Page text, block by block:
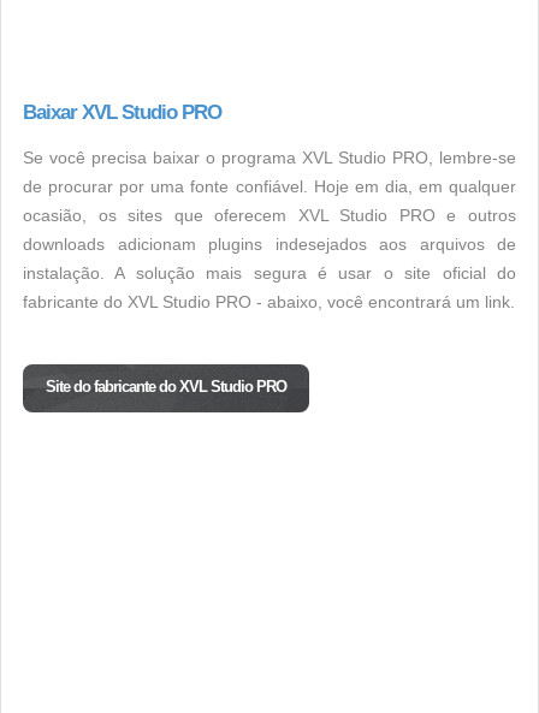
Baixar XVL Studio PRO
Se você precisa baixar o programa XVL Studio PRO, lembre-se
de procurar por uma fonte confiável. Hoje em dia, em qualquer
ocasião, os sites que oferecem XVL Studio PRO e outros
downloads adicionam plugins indesejados aos arquivos de
instalação. A solução mais segura é usar o site oficial do
fabricante do XVL Studio PRO - abaixo, você encontrará um link.
Site do fabricante do XVL Studio PRO